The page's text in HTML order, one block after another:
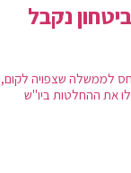
נקבל
לממשלה שצפויה לקום,
את ההחלטות ביו"ש